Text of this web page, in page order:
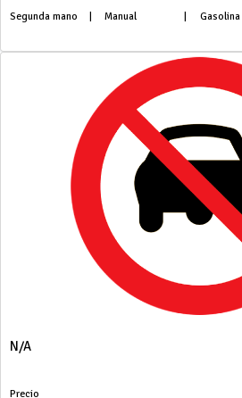
Segunda mano Manual Gasolina
N/A
Precio